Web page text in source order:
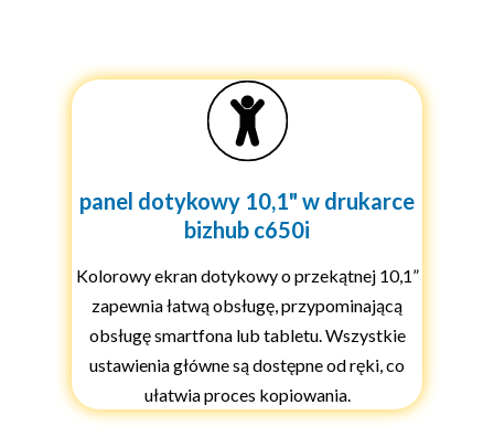
panel dotykowy 10,1" w drukarce
bizhub c650i
Kolorowy ekran dotykowy o przekątnej 10,1”
zapewnia łatwą obsługę, przypominającą
obsługę smartfona lub tabletu. Wszystkie
ustawienia główne są dostępne od ręki, co
ułatwia proces kopiowania.